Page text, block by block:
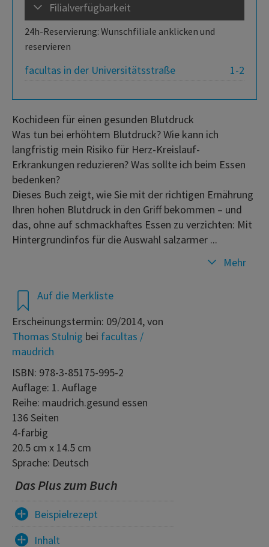
Filialverfügbarkeit
24h-Reservierung: Wunschfiliale anklicken und
reservieren
1-2
facultas in der Universitätsstraße
Auf die Merkliste
Erscheinungstermin: 09/2014, von
Thomas Stulnig bei facultas /
maudrich
ISBN: 978-3-85175-995-2
Auflage: 1. Auflage
Reihe: maudrich.gesund essen
136 Seiten
4-farbig
20.5 cm x 14.5 cm
Sprache: Deutsch
Das Plus zum Buch
Beispielrezept
Inhalt
Kochideen für einen gesunden Blutdruck
Was tun bei erhöhtem Blutdruck? Wie kann ich
langfristig mein Risiko für Herz-Kreislauf-
Erkrankungen reduzieren? Was sollte ich beim Essen
bedenken?
Dieses Buch zeigt, wie Sie mit der richtigen Ernährung
Ihren hohen Blutdruck in den Griff bekommen – und
das, ohne auf schmackhaftes Essen zu verzichten: Mit
Hintergrundinfos für die Auswahl salzarmer ...
Mehr